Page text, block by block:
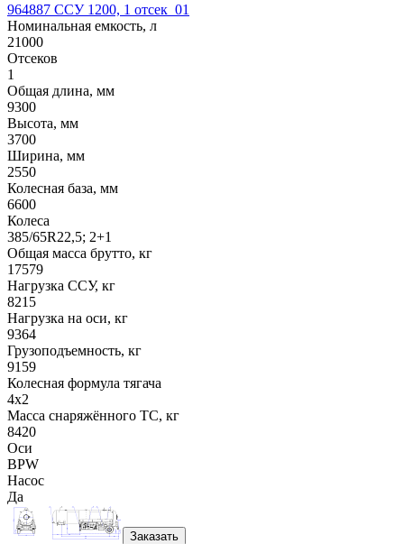
964887 ССУ 1200, 1 отсек_01
Номинальная емкость, л
21000
Отсеков
1
Общая длина, мм
9300
Высота, мм
3700
Ширина, мм
2550
Колесная база, мм
6600
Колеса
385/65R22,5; 2+1
Общая масса брутто, кг
17579
Нагрузка ССУ, кг
8215
Нагрузка на оси, кг
9364
Грузоподъемность, кг
9159
Колесная формула тягача
4x2
Масса снаряжённого ТС, кг
8420
Оси
BPW
Насос
Да
Заказать